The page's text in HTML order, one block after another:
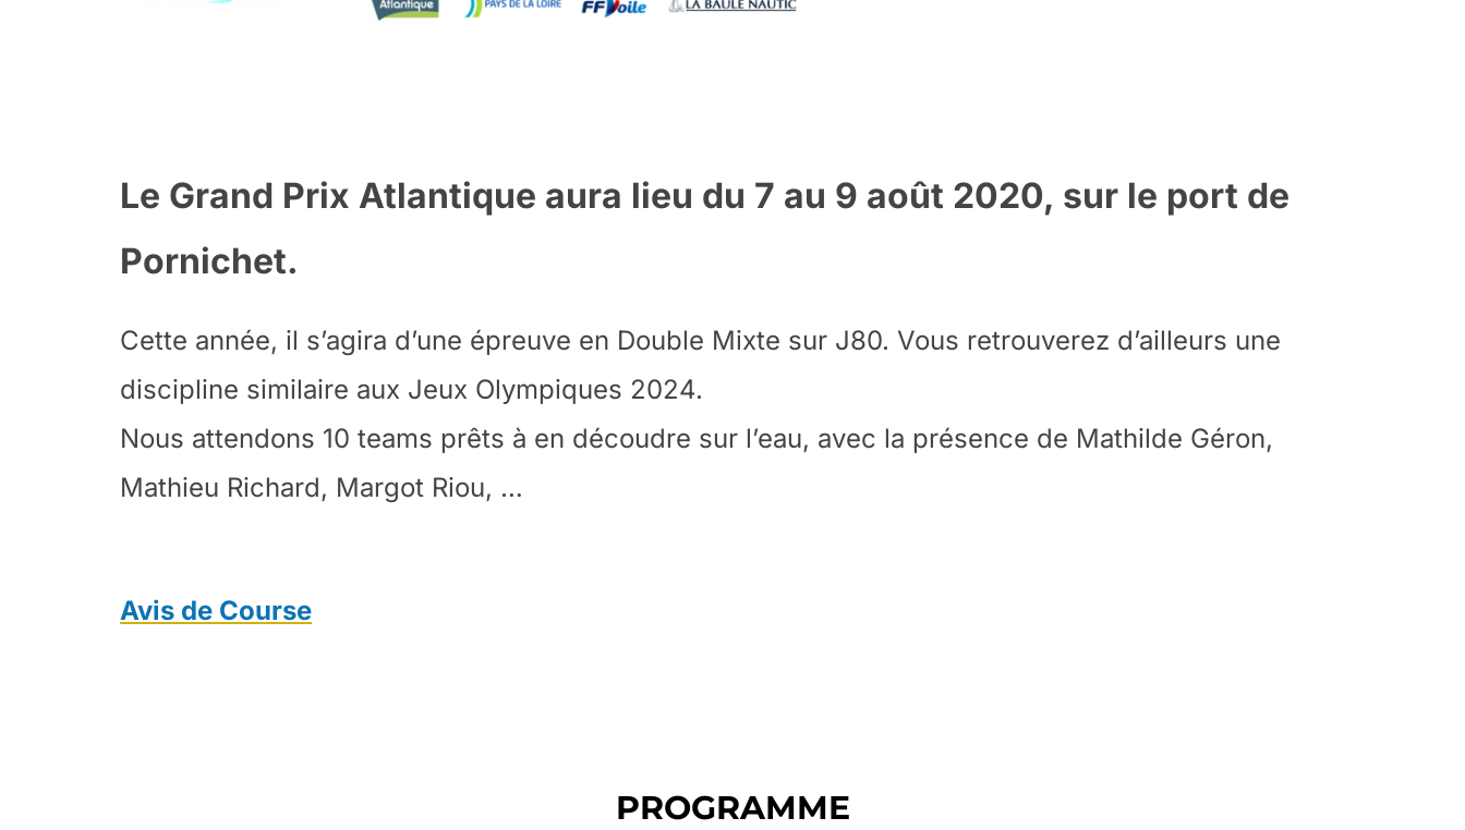
Le Grand Prix Atlantique aura lieu du 7 au 9 août 2020, sur le port de
Pornichet.
Cette année, il s’agira d’une épreuve en Double Mixte sur J80. Vous retrouverez d’ailleurs une
discipline similaire aux Jeux Olympiques 2024.
Nous attendons 10 teams prêts à en découdre sur l’eau, avec la présence de Mathilde Géron,
Mathieu Richard, Margot Riou, …
Avis de Course
PROGRAMME